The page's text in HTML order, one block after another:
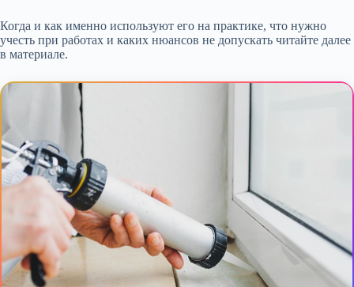
Когда и как именно используют его на практике, что нужно
учесть при работах и каких нюансов не допускать читайте далее
в материале.